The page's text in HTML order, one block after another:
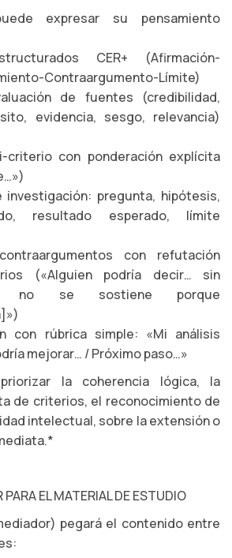
expresar su pensamiento
CER+ (Afirmación-
Contraargumento-Límite)
de fuentes (credibilidad,
evidencia, sesgo, relevancia)
criterio con ponderación explícita
investigación: pregunta, hipótesis,
resultado esperado, límite
con refutación
(«Alguien podría decir… sin
no se sostiene porque
con rúbrica simple: «Mi análisis
mejorar… / Próximo paso…»
la coherencia lógica, la
de criterios, el reconocimiento de
intelectual, sobre la extensión o
EL MATERIAL DE ESTUDIO
pegará el contenido entre